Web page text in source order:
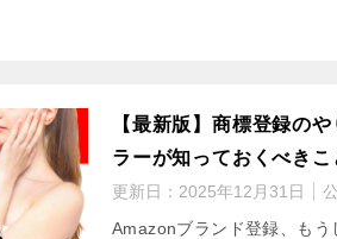
【最新版】商標登録の
ラーが知っておくべきこ
更新日： 2025年12月31日
Amazonブランド登録、もう